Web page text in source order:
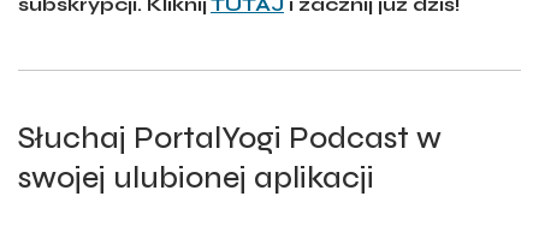
Słuchaj PortalYogi Podcast w
swojej ulubionej aplikacji